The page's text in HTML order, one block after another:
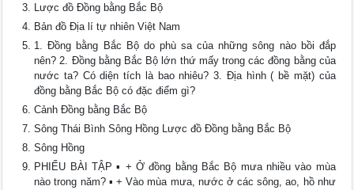
Lược đồ Đồng bằng Bắc Bộ
Bản đồ Địa lí tự nhiên Việt Nam
1. Đồng bằng Bắc Bộ do phù sa của những sông nào bồi đắp
nên? 2. Đồng bằng Bắc Bộ lớn thứ mấy trong các đồng bằng của
nước ta? Có diện tích là bao nhiêu? 3. Địa hình ( bề mặt) của
đồng bằng Bắc Bộ có đặc điểm gì?
Cảnh Đồng bằng Bắc Bộ
Sông Thái Bình Sông Hồng Lược đồ Đồng bằng Bắc Bộ
Sông Hồng
PHIẾU BÀI TẬP ▪ + Ở đồng bằng Bắc Bộ mưa nhiều vào mùa
nào trong năm? ▪ + Vào mùa mưa, nước ở các sông, ao, hồ như